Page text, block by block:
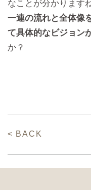
なことが分かりますね
一連の流れと全体像
て具体的なビジョン
か？
< BACK